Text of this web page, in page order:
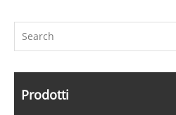
Prodotti